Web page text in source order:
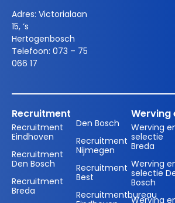
Adres: Victorialaan
15, ‘s
Hertogenbosch
Telefoon: 073 – 75
066 17
Recruitment
Recruitment
Eindhoven
Recruitment
Den Bosch
Recruitment
Breda
Den Bosch
Recruitment
Nijmegen
Recruitment
Best
Recruitmentbureau
Werving
Werving
selectie
Breda
Werving
selectie
Bosch
Werving